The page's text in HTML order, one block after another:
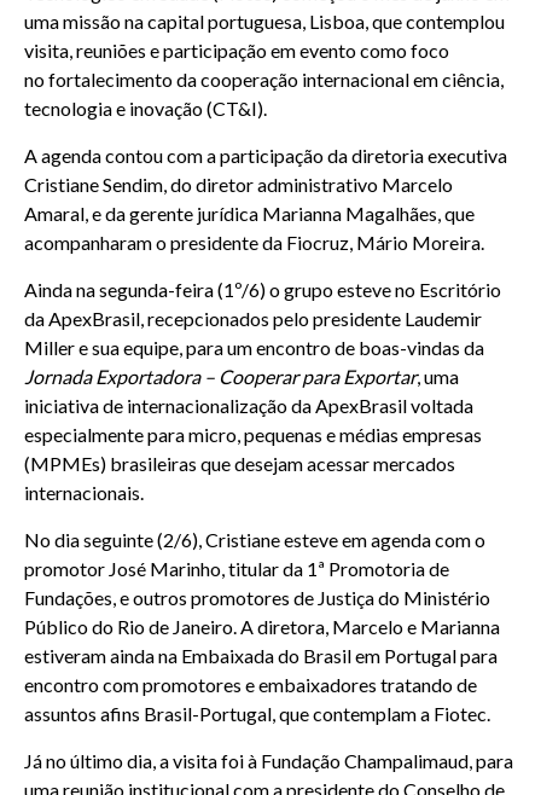
uma missão na capital portuguesa, Lisboa, que contemplou
visita, reuniões e participação em evento como foco
no fortalecimento da cooperação internacional em ciência,
tecnologia e inovação (CT&I).
A agenda contou com a participação da diretoria executiva
Cristiane Sendim, do diretor administrativo Marcelo
Amaral, e da gerente jurídica Marianna Magalhães, que
acompanharam o presidente da Fiocruz, Mário Moreira.
Ainda na segunda-feira (1º/6) o grupo esteve no Escritório
da ApexBrasil, recepcionados pelo presidente Laudemir
Miller e sua equipe, para um encontro de boas-vindas da
Jornada Exportadora – Cooperar para Exportar, uma
iniciativa de internacionalização da ApexBrasil voltada
especialmente para micro, pequenas e médias empresas
(MPMEs) brasileiras que desejam acessar mercados
internacionais.
No dia seguinte (2/6), Cristiane esteve em agenda com o
promotor José Marinho, titular da 1ª Promotoria de
Fundações, e outros promotores de Justiça do Ministério
Público do Rio de Janeiro. A diretora, Marcelo e Marianna
estiveram ainda na Embaixada do Brasil em Portugal para
encontro com promotores e embaixadores tratando de
assuntos afins Brasil-Portugal, que contemplam a Fiotec.
Já no último dia, a visita foi à Fundação Champalimaud, para
uma reunião institucional com a presidente do Conselho de